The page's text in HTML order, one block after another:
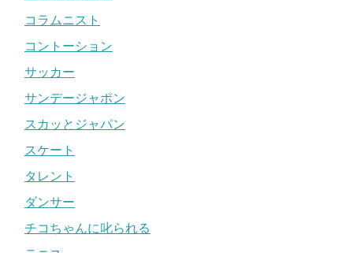
コラムニスト
コントーション
サッカー
サンデージャポン
スカッとジャパン
スケート
タレント
ダンサー
チコちゃんに叱られる